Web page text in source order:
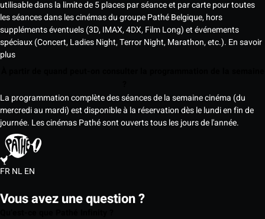
utilisable dans la limite de 5 places par séance et par carte pour toutes
les séances dans les cinémas du groupe Pathé Belgique, hors
suppléments éventuels (3D, IMAX, 4DX, Film Long) et événements
spéciaux (Concert, Ladies Night, Terror Night, Marathon, etc.). En savoir
plus
La programmation complète des séances de la semaine cinéma (du
mercredi au mardi) est disponible à la réservation dès le lundi en fin de
journée. Les cinémas Pathé sont ouverts tous les jours de l'année.
FRNLEN
Vous avez une question ?